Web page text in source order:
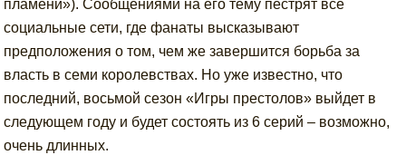
пламени»). Сообщениями на его тему пестрят все
социальные сети, где фанаты высказывают
предположения о том, чем же завершится борьба за
власть в семи королевствах. Но уже известно, что
последний, восьмой сезон «Игры престолов» выйдет в
следующем году и будет состоять из 6 серий – возможно,
очень длинных.